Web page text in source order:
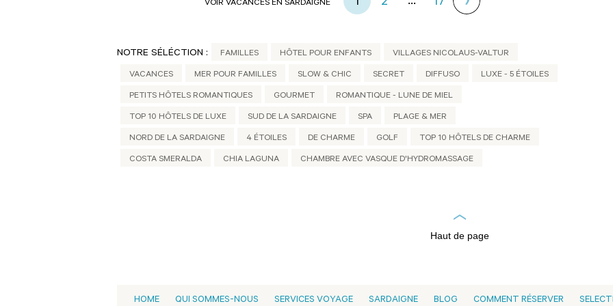
VOIR VACANCES EN SARDAIGNE 1 2 17
NOTRE SÉLÉCTION : FAMILLES HÔTEL POUR ENFANTS VILLAGES NICOLAUS-VALTUR
VACANCES MER POUR FAMILLES SLOW & CHIC SECRET DIFFUSO LUXE - 5 ÉTOILES
PETITS HÔTELS ROMANTIQUES GOURMET ROMANTIQUE - LUNE DE MIEL
TOP 10 HÔTELS DE LUXE SUD DE LA SARDAIGNE SPA PLAGE & MER
NORD DE LA SARDAIGNE 4 ÉTOILES DE CHARME GOLF TOP 10 HÔTELS DE CHARME
COSTA SMERALDA CHIA LAGUNA CHAMBRE AVEC VASQUE D'HYDROMASSAGE
Haut de page
HOME QUI SOMMES-NOUS SERVICES VOYAGE SARDAIGNE BLOG COMMENT RÉSERVER